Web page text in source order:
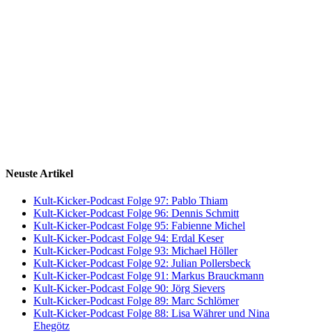
Neuste Artikel
Kult-Kicker-Podcast Folge 97: Pablo Thiam
Kult-Kicker-Podcast Folge 96: Dennis Schmitt
Kult-Kicker-Podcast Folge 95: Fabienne Michel
Kult-Kicker-Podcast Folge 94: Erdal Keser
Kult-Kicker-Podcast Folge 93: Michael Höller
Kult-Kicker-Podcast Folge 92: Julian Pollersbeck
Kult-Kicker-Podcast Folge 91: Markus Brauckmann
Kult-Kicker-Podcast Folge 90: Jörg Sievers
Kult-Kicker-Podcast Folge 89: Marc Schlömer
Kult-Kicker-Podcast Folge 88: Lisa Währer und Nina
Ehegötz